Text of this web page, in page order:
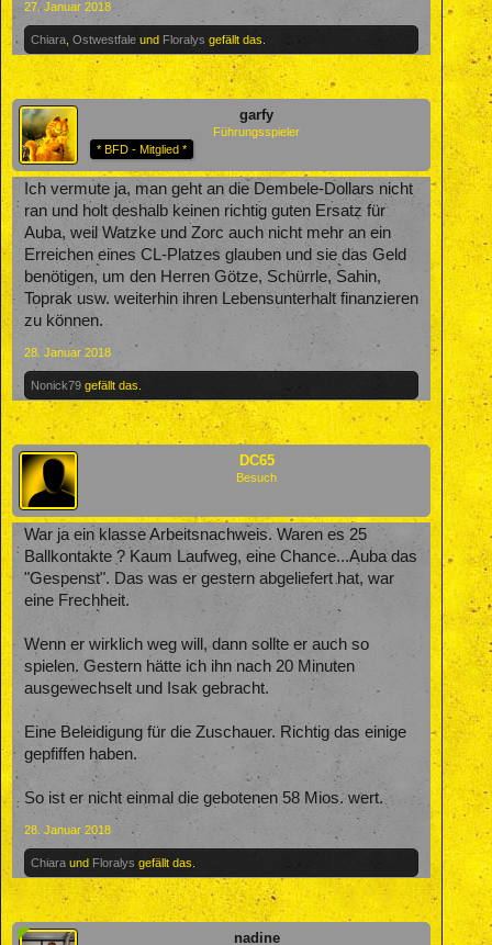
27. Januar 2018
Chiara Ostwestfale und Floralys gefällt das.
garfy
Führungsspieler
* BFD - Mitglied *
Ich vermute ja, man geht an die Dembele-Dollars nicht
ran und holt deshalb keinen richtig guten Ersatz für
Auba, weil Watzke und Zorc auch nicht mehr an ein
Erreichen eines CL-Platzes glauben und sie das Geld
benötigen, um den Herren Götze, Schürrle, Sahin,
Toprak usw. weiterhin ihren Lebensunterhalt finanzieren
zu können.
28. Januar 2018
Nonick79 gefällt das.
DC65
Besuch
War ja ein klasse Arbeitsnachweis. Waren es 25
Ballkontakte ? Kaum Laufweg, eine Chance...Auba das
"Gespenst". Das was er gestern abgeliefert hat, war
eine Frechheit.
Wenn er wirklich weg will, dann sollte er auch so
spielen. Gestern hätte ich ihn nach 20 Minuten
ausgewechselt und Isak gebracht.
Eine Beleidigung für die Zuschauer. Richtig das einige
gepfiffen haben.
So ist er nicht einmal die gebotenen 58 Mios. wert.
28. Januar 2018
Chiara und Floralys gefällt das.
nadine